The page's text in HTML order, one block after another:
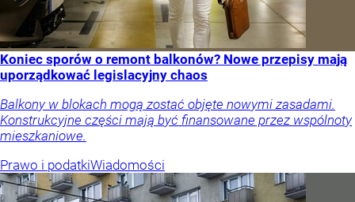
Koniec sporów o remont balkonów? Nowe przepisy mają
uporządkować legislacyjny chaos
Balkony w blokach mogą zostać objęte nowymi zasadami.
Konstrukcyjne części mają być finansowane przez wspólnoty
mieszkaniowe.
Prawo i podatkiWiadomości